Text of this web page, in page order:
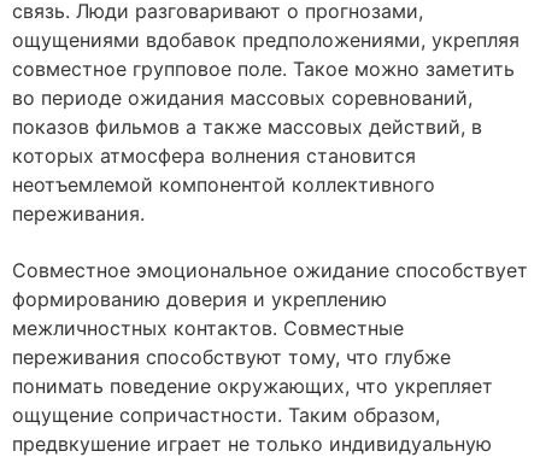
связь. Люди разговаривают о прогнозами,
ощущениями вдобавок предположениями, укрепляя
совместное групповое поле. Такое можно заметить
во периоде ожидания массовых соревнований,
показов фильмов а также массовых действий, в
которых атмосфера волнения становится
неотъемлемой компонентой коллективного
переживания.
Совместное эмоциональное ожидание способствует
формированию доверия и укреплению
межличностных контактов. Совместные
переживания способствуют тому, что глубже
понимать поведение окружающих, что укрепляет
ощущение сопричастности. Таким образом,
предвкушение играет не только индивидуальную